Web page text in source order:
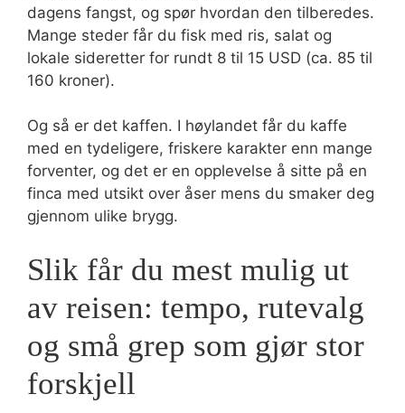
dagens fangst, og spør hvordan den tilberedes.
Mange steder får du fisk med ris, salat og
lokale sideretter for rundt 8 til 15 USD (ca. 85 til
160 kroner).
Og så er det kaffen. I høylandet får du kaffe
med en tydeligere, friskere karakter enn mange
forventer, og det er en opplevelse å sitte på en
finca med utsikt over åser mens du smaker deg
gjennom ulike brygg.
Slik får du mest mulig ut
av reisen: tempo, rutevalg
og små grep som gjør stor
forskjell